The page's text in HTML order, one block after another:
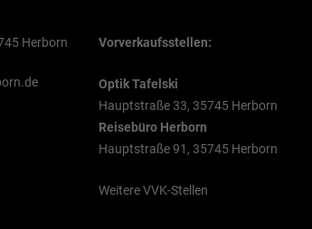
Herborn Vorverkaufsstellen:
Optik Tafelski
Hauptstraße 33, 35745 Herborn
Reisebüro Herborn
Hauptstraße 91, 35745 Herborn
Weitere VVK-Stellen